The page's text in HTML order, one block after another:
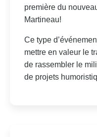
première du
Martineau!
Ce type
mettre en valeur le
de rassembler le
de projets